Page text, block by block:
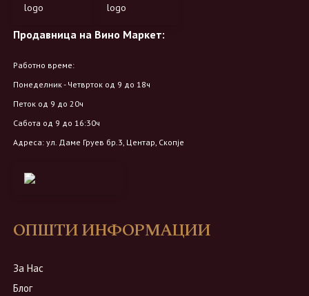
Продавница на Вино Маркет:
Работно време:
Понеделник - Четврток од 9 до 18ч
Петок од 9 до 20ч
Сабота од 9 до 16:30ч
Адреса: ул. Даме Груев бр.3, Центар, Скопје
ОПШТИ ИНФОРМАЦИИ
За Нас
Блог